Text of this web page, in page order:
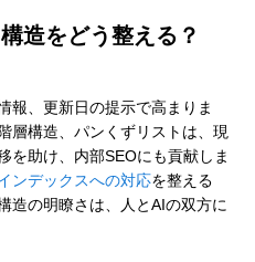
造をどう整える？
報、更新日の提示で高まりま
層構造、パンくずリストは、現
を助け、内部SEOにも貢献しま
ンデックスへの対応を整える
造の明瞭さは、人とAIの双方に